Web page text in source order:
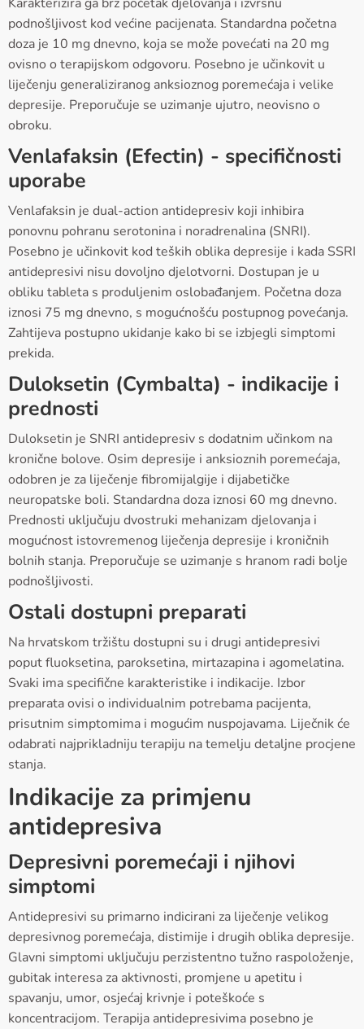
podnošljivost kod većine pacijenata. Standardna početna
doza je 10 mg dnevno, koja se može povećati na 20 mg
ovisno o terapijskom odgovoru. Posebno je učinkovit u
liječenju generaliziranog anksioznog poremećaja i velike
depresije. Preporučuje se uzimanje ujutro, neovisno o
obroku.
Venlafaksin (Efectin) - specifičnosti
uporabe
Venlafaksin je dual-action antidepresiv koji inhibira
ponovnu pohranu serotonina i noradrenalina (SNRI).
Posebno je učinkovit kod teških oblika depresije i kada SSRI
antidepresivi nisu dovoljno djelotvorni. Dostupan je u
obliku tableta s produljenim oslobađanjem. Početna doza
iznosi 75 mg dnevno, s mogućnošću postupnog povećanja.
Zahtijeva postupno ukidanje kako bi se izbjegli simptomi
prekida.
Duloksetin (Cymbalta) - indikacije i
prednosti
Duloksetin je SNRI antidepresiv s dodatnim učinkom na
kronične bolove. Osim depresije i anksioznih poremećaja,
odobren je za liječenje fibromijalgije i dijabetičke
neuropatske boli. Standardna doza iznosi 60 mg dnevno.
Prednosti uključuju dvostruki mehanizam djelovanja i
mogućnost istovremenog liječenja depresije i kroničnih
bolnih stanja. Preporučuje se uzimanje s hranom radi bolje
podnošljivosti.
Ostali dostupni preparati
Na hrvatskom tržištu dostupni su i drugi antidepresivi
poput fluoksetina, paroksetina, mirtazapina i agomelatina.
Svaki ima specifične karakteristike i indikacije. Izbor
preparata ovisi o individualnim potrebama pacijenta,
prisutnim simptomima i mogućim nuspojavama. Liječnik će
odabrati najprikladniju terapiju na temelju detaljne procjene
stanja.
Indikacije za primjenu
antidepresiva
Depresivni poremećaji i njihovi
simptomi
Antidepresivi su primarno indicirani za liječenje velikog
depresivnog poremećaja, distimije i drugih oblika depresije.
Glavni simptomi uključuju perzistentno tužno raspoloženje,
gubitak interesa za aktivnosti, promjene u apetitu i
spavanju, umor, osjećaj krivnje i poteškoće s
koncentracijom. Terapija antidepresivima posebno je